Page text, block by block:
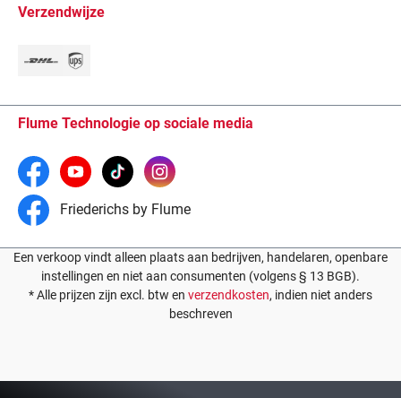
Verzendwijze
Flume Technologie op sociale media
Friederichs by Flume
Een verkoop vindt alleen plaats aan bedrijven, handelaren, openbare
instellingen en niet aan consumenten (volgens § 13 BGB).
* Alle prijzen zijn excl. btw en verzendkosten, indien niet anders
beschreven